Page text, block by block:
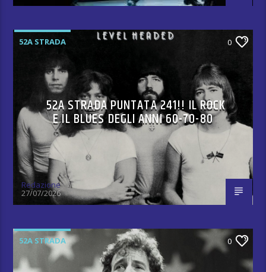
52A STRADA 0
52A STRADA PUNTATA 241!! IL ROCK
E IL BLUES DEGLI ANNI 60-70-80
Redazione
27/07/2026
52A STRADA 0